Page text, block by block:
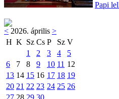
Papi
< 2026. április >
H K Sz Cs P Sz V
1
2 3 4
5
6
7 8 9 10 11 12
13 14 15 16 17 18 19
20 21 22 23 24 25 26